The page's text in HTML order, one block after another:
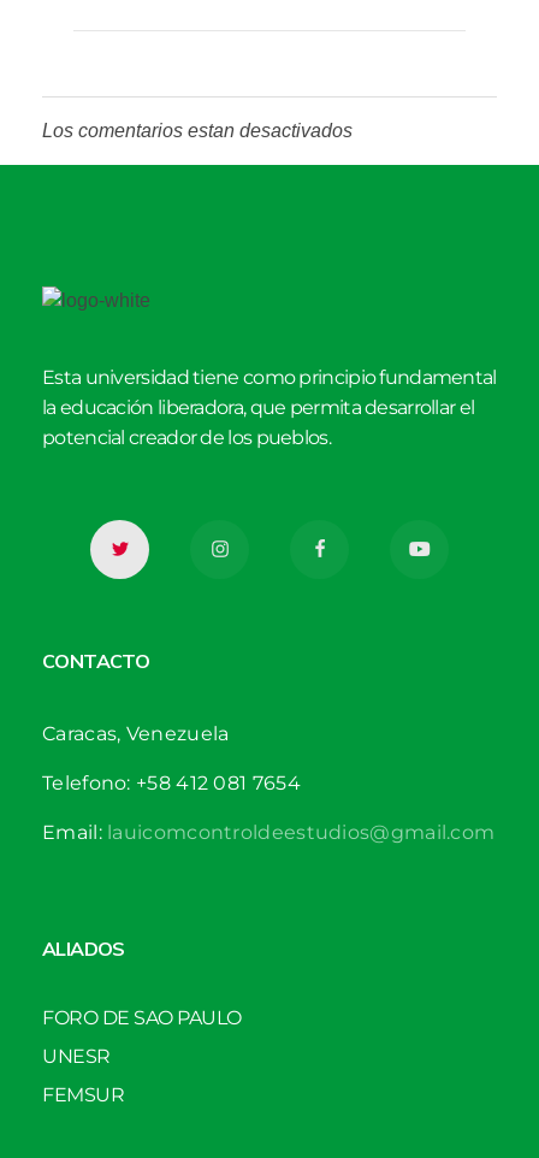
Los comentarios estan desactivados
Esta universidad tiene como principio fundamental
la educación liberadora, que permita desarrollar el
potencial creador de los pueblos.
CONTACTO
Caracas, Venezuela
Telefono: +58 412 081 7654
Email:lauicomcontroldeestudios@gmail.com
ALIADOS
FORO DE SAO PAULO
UNESR
FEMSUR